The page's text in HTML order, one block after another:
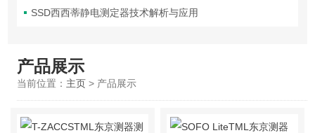
SSD西西蒂静电测定器技术解析与应用
产品展示
当前位置： 主页> 产品展示